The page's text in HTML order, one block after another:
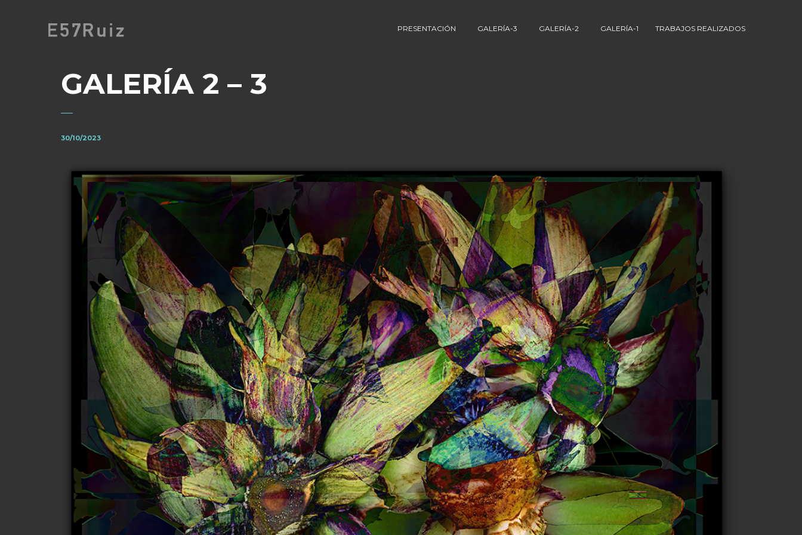
PRESENTACIÓN GALERÍA-3 GALERÍA-2 GALERÍA-1 TRABAJOS REALIZADOS
GALERÍA 2 – 3
30/10/2023